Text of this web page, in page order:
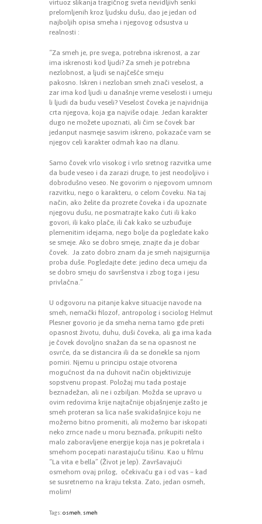
virtuoz slikanja tragičnog sveta nevidljivh senki
prelomljenih kroz ljudsku dušu, dao je jedan od
najboljih opisa smeha i njegovog odsustva u
realnosti :
“Za smeh je, pre svega, potrebna iskrenost, a zar
ima iskrenosti kod ljudi? Za smeh je potrebna
nezlobnost, a ljudi se najčešće smeju
pakosno. Iskren i nezloban smeh znači veselost, a
zar ima kod ljudi u današnje vreme veselosti i umeju
li ljudi da budu veseli? Veselost čoveka je najvidnija
crta njegova, koja ga najviše odaje. Jedan karakter
dugo ne možete upoznati, ali čim se čovek bar
jedanput nasmeje sasvim iskreno, pokazaće vam se
njegov celi karakter odmah kao na dlanu.
Samo čovek vrlo visokog i vrlo sretnog razvitka ume
da bude veseo i da zarazi druge, to jest neodoljivo i
dobrodušno veseo. Ne govorim o njegovom umnom
razvitku, nego o karakteru, o celom čoveku. Na taj
način, ako želite da prozrete čoveka i da upoznate
njegovu dušu, ne posmatrajte kako ćuti ili kako
govori, ili kako plače, ili čak kako se uzbuđuje
plemenitim idejama, nego bolje da pogledate kako
se smeje. Ako se dobro smeje, znajte da je dobar
čovek. Ja zato dobro znam da je smeh najsigurnija
proba duše. Pogledajte dete: jedino deca umeju da
se dobro smeju do savršenstva i zbog toga i jesu
privlačna.”
U odgovoru na pitanje kakve situacije navode na
smeh, nemački filozof, antropolog i sociolog Helmut
Plesner govorio je da smeha nema tamo gde preti
opasnost životu, duhu, duši čoveka, ali ga ima kada
je čovek dovoljno snažan da se na opasnost ne
osvrće, da se distancira ili da se donekle sa njom
pomiri. Njemu u principu ostaje otvorena
mogućnost da na duhovit način objektivizuje
sopstvenu propast. Položaj mu tada postaje
beznadežan, ali ne i ozbiljan. Možda se upravo u
ovim redovima krije najtačnije objašnjenje zašto je
smeh proteran sa lica naše svakidašnjice koju ne
možemo bitno promeniti, ali možemo bar iskopati
neko zrnce nade u moru beznađa, prikupiti nešto
malo zaboravljene energije koja nas je pokretala i
smehom pocepati narastajuću tišinu. Kao u filmu
“La vita e bella” (Život je lep). Završavajući
osmehom ovaj prilog, očekivaću ga i od vas – kad
se susretnemo na kraju teksta. Zato, jedan osmeh,
molim!
Tags:osmeh smeh